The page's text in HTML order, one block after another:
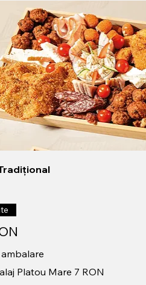
Platou Mare 7 RON